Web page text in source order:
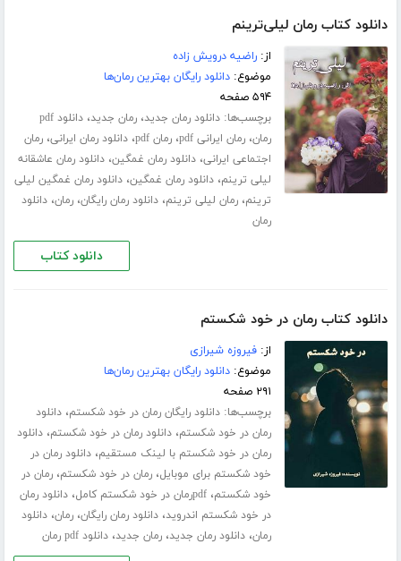
دانلود کتاب رمان لیلی‌ترینم
از:راضیه درویش زاده
موضوع:دانلود رایگان بهترین رمان‌ها
۵۹۴ صفحه
برچسب‌ها:دانلود رمان جدید،رمان جدید،
دانلود pdf
رمان،رمان ایرانی pdf ،رمان pdf ،دانلود رمان ایرانی،رمان
اجتماعی ایرانی،دانلود رمان غمگین،دانلود رمان عاشقانه
لیلی ترینم،دانلود رمان غمگین،دانلود رمان غمگین لیلی
ترینم،رمان لیلی ترینم،دانلود رمان رایگان،رمان،دانلود
رمان
دانلود کتاب
دانلود کتاب رمان در خود شکستم
از:فیروزه شیرازی
موضوع:دانلود رایگان بهترین رمان‌ها
۲۹۱ صفحه
برچسب‌ها:دانلود رایگان رمان در خود شکستم،دانلود
رمان در خود شکستم،دانلود رمان در خود شکستم،دانلود
رمان در خود شکستم با لینک مستقیم،دانلود رمان در
خود شکستم برای موبایل،رمان در خود شکستم،رمان در
خود شکستم،pdfرمان در خود شکستم کامل ،دانلود رمان
در خود شکستم اندروید،دانلود رمان رایگان،رمان،دانلود
رمان،دانلود رمان جدید،رمان جدید،دانلود pdf رمان